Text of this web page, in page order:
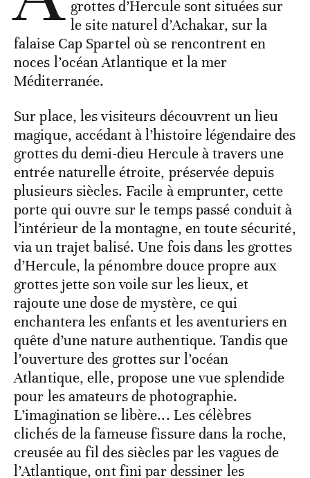
grottes d’Hercule sont situées sur
le site naturel d’Achakar, sur la
falaise Cap Spartel où se rencontrent en
noces l’océan Atlantique et la mer
Méditerranée.
Sur place, les visiteurs découvrent un lieu
magique, accédant à l’histoire légendaire des
grottes du demi-dieu Hercule à travers une
entrée naturelle étroite, préservée depuis
plusieurs siècles. Facile à emprunter, cette
porte qui ouvre sur le temps passé conduit à
l’intérieur de la montagne, en toute sécurité,
via un trajet balisé. Une fois dans les grottes
d’Hercule, la pénombre douce propre aux
grottes jette son voile sur les lieux, et
rajoute une dose de mystère, ce qui
enchantera les enfants et les aventuriers en
quête d’une nature authentique. Tandis que
l’ouverture des grottes sur l’océan
Atlantique, elle, propose une vue splendide
pour les amateurs de photographie.
L’imagination se libère... Les célèbres
clichés de la fameuse fissure dans la roche,
creusée au fil des siècles par les vagues de
l’Atlantique, ont fini par dessiner les